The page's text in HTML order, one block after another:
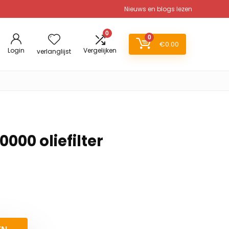
Nieuws en blogs lezen
Login verlanglijst
0
Vergelijken
0
€0.00
oliefilter